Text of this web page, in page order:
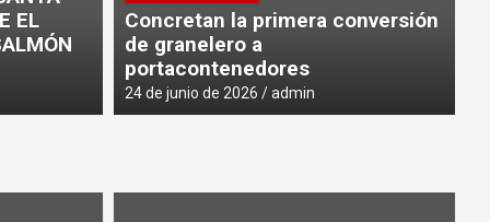
EN EL PUERTO DE DOCK
EL
Concretan la primera conversión
de granelero a
portacontenedores
24 de junio de 2026 admin